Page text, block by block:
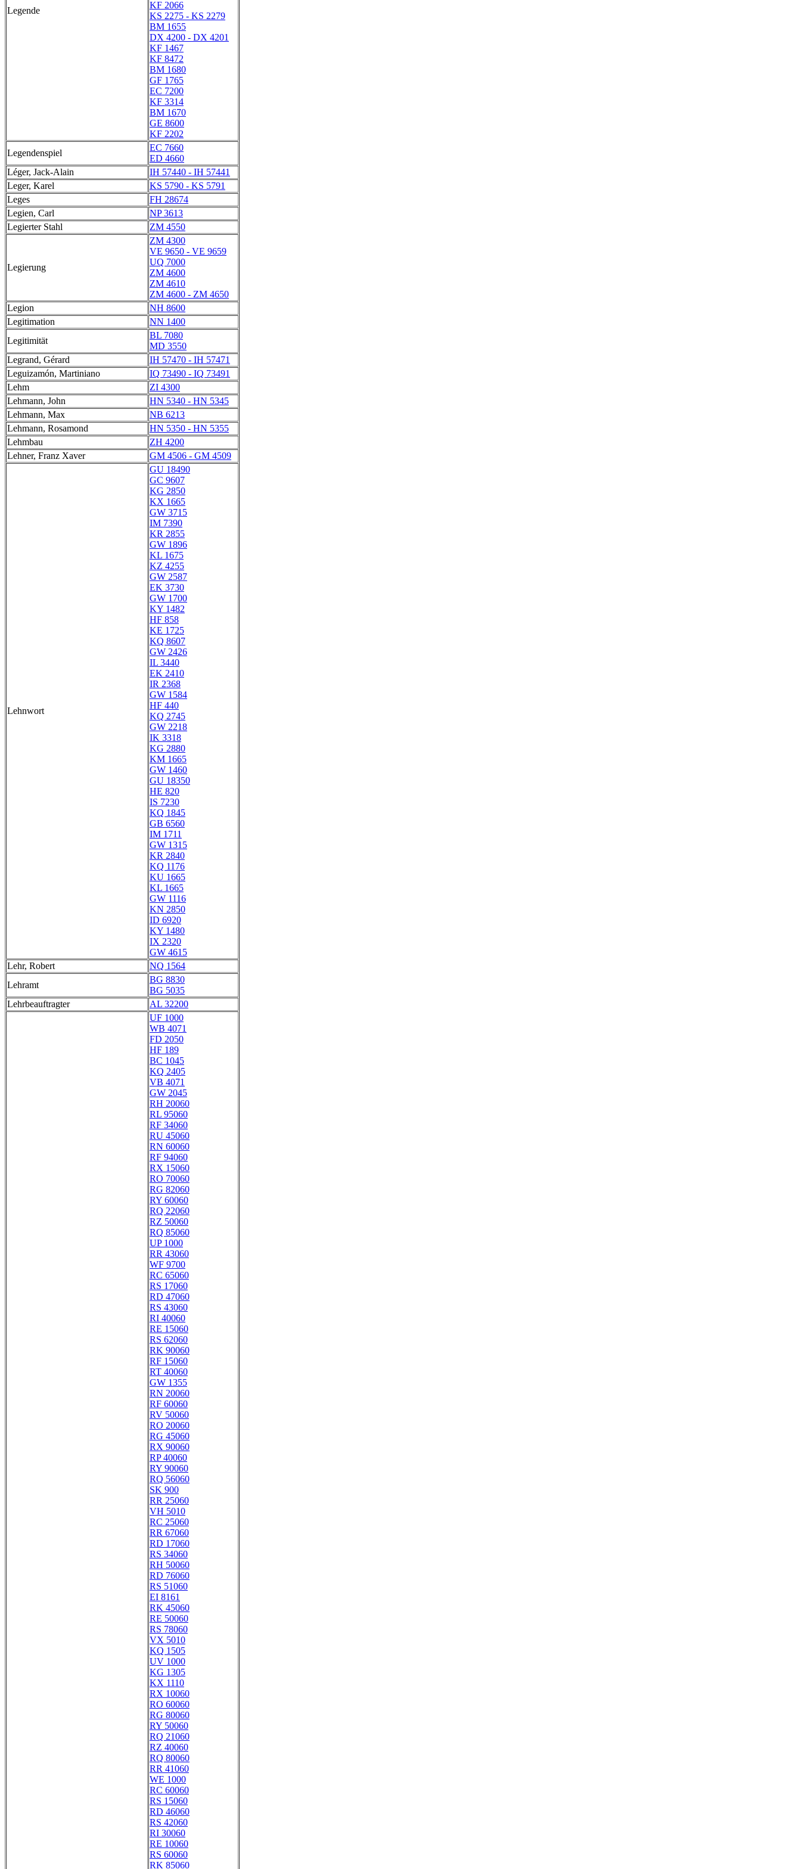
Legende
KF 2066
KS 2275 - KS 2279
BM 1655
DX 4200 - DX 4201
KF 1467
KF 8472
BM 1680
GF 1765
EC 7200
KF 3314
BM 1670
GE 8600
KF 2202
Legendenspiel
EC 7660
ED 4660
Léger, Jack-Alain
IH 57440 - IH 57441
Leger, Karel
KS 5790 - KS 5791
Leges
FH 28674
Legien, Carl
NP 3613
Legierter Stahl
ZM 4550
Legierung
ZM 4300
VE 9650 - VE 9659
UQ 7000
ZM 4600
ZM 4610
ZM 4600 - ZM 4650
Legion
NH 8600
Legitimation
NN 1400
Legitimität
BL 7080
MD 3550
Legrand, Gérard
IH 57470 - IH 57471
Leguizamón, Martiniano
IQ 73490 - IQ 73491
Lehm
ZI 4300
Lehmann, John
HN 5340 - HN 5345
Lehmann, Max
NB 6213
Lehmann, Rosamond
HN 5350 - HN 5355
Lehmbau
ZH 4200
Lehner, Franz Xaver
GM 4506 - GM 4509
Lehnwort
GU 18490
GC 9607
KG 2850
KX 1665
GW 3715
IM 7390
KR 2855
GW 1896
KL 1675
KZ 4255
GW 2587
EK 3730
GW 1700
KY 1482
HF 858
KE 1725
KQ 8607
GW 2426
IL 3440
EK 2410
IR 2368
GW 1584
HF 440
KQ 2745
GW 2218
IK 3318
KG 2880
KM 1665
GW 1460
GU 18350
HE 820
IS 7230
KQ 1845
GB 6560
IM 1711
GW 1315
KR 2840
KQ 1176
KU 1665
KL 1665
GW 1116
KN 2850
ID 6920
KY 1480
IX 2320
GW 4615
Lehr, Robert
NQ 1564
Lehramt
BG 8830
BG 5035
Lehrbeauftragter
AL 32200
UF 1000
WB 4071
FD 2050
HF 189
BC 1045
KQ 2405
VB 4071
GW 2045
RH 20060
RL 95060
RF 34060
RU 45060
RN 60060
RF 94060
RX 15060
RO 70060
RG 82060
RY 60060
RQ 22060
RZ 50060
RQ 85060
UP 1000
RR 43060
WF 9700
RC 65060
RS 17060
RD 47060
RS 43060
RI 40060
RE 15060
RS 62060
RK 90060
RF 15060
RT 40060
GW 1355
RN 20060
RF 60060
RV 50060
RO 20060
RG 45060
RX 90060
RP 40060
RY 90060
RQ 56060
SK 900
RR 25060
VH 5010
RC 25060
RR 67060
RD 17060
RS 34060
RH 50060
RD 76060
RS 51060
EI 8161
RK 45060
RE 50060
RS 78060
VX 5010
KQ 1505
UV 1000
KG 1305
KX 1110
RX 10060
RO 60060
RG 80060
RY 50060
RQ 21060
RZ 40060
RQ 80060
RR 41060
WE 1000
RC 60060
RS 15060
RD 46060
RS 42060
RI 30060
RE 10060
RS 60060
RK 85060